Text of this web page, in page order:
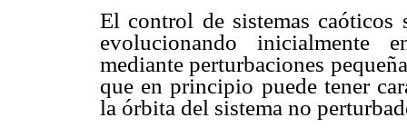
El control de sistemas caóticos
evolucionando inicialmente
mediante perturbaciones
que en principio puede tener
la órbita del sistema no